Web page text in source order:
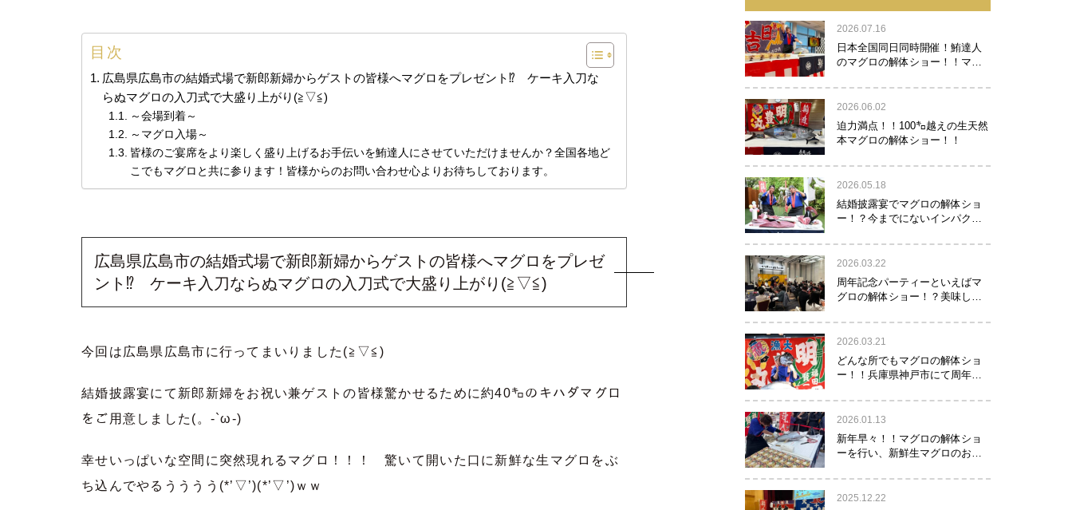
目次
広島県広島市の結婚式場で新郎新婦からゲストの皆様へマグロをプレゼント⁉ ケーキ入刀な
らぬマグロの入刀式で大盛り上がり(≧▽≦)
～会場到着～
～マグロ入場～
皆様のご宴席をより楽しく盛り上げるお手伝いを鮪達人にさせていただけませんか？全国各地ど
こでもマグロと共に参ります！皆様からのお問い合わせ心よりお待ちしております。
広島県広島市の結婚式場で新郎新婦からゲストの皆様へマグロをプレゼ
ント⁉ ケーキ入刀ならぬマグロの入刀式で大盛り上がり(≧▽≦)
今回は広島県広島市に行ってまいりました(≧▽≦)
結婚披露宴にて新郎新婦をお祝い兼ゲストの皆様驚かせるために約40㌔のキハダマグロ
をご用意しました(。-`ω-)
幸せいっぱいな空間に突然現れるマグロ！！！ 驚いて開いた口に新鮮な生マグロをぶ
ち込んでやるうううう(*’▽’)(*’▽’)ｗｗ
2026.07.16
日本全国同日同時開催！鮪達人
のマグロの解体ショー！！マグ
2026.06.02
迫力満点！！100㌔越えの生天然
本マグロの解体ショー！！
2026.05.18
結婚披露宴でマグロの解体ショ
ー！？今までにないインパクト
スメ！！
2026.03.22
周年記念パーティーといえばマ
グロの解体ショー！？美味し
2026.03.21
どんな所でもマグロの解体ショ
ー！！兵庫県神戸市にて周年記
て参りました！！
2026.01.13
新年早々！！マグロの解体ショ
ーを行い、新鮮生マグロのお寿
舞い！！！
2025.12.22